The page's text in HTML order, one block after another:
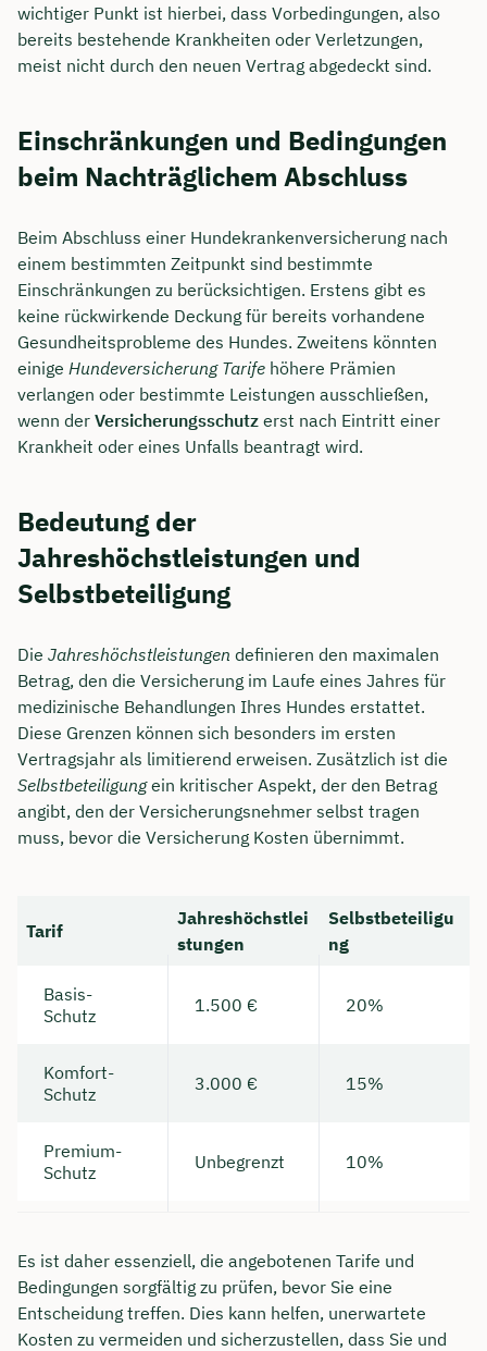
wichtiger Punkt ist hierbei, dass Vorbedingungen, also
bereits bestehende Krankheiten oder Verletzungen,
meist nicht durch den neuen Vertrag abgedeckt sind.
Einschränkungen und Bedingungen
beim Nachträglichem Abschluss
Beim Abschluss einer Hundekrankenversicherung nach
einem bestimmten Zeitpunkt sind bestimmte
Einschränkungen zu berücksichtigen. Erstens gibt es
keine rückwirkende Deckung für bereits vorhandene
Gesundheitsprobleme des Hundes. Zweitens könnten
einige Hundeversicherung Tarife höhere Prämien
verlangen oder bestimmte Leistungen ausschließen,
wenn der Versicherungsschutz erst nach Eintritt einer
Krankheit oder eines Unfalls beantragt wird.
Bedeutung der
Jahreshöchstleistungen und
Selbstbeteiligung
Die Jahreshöchstleistungen definieren den maximalen
Betrag, den die Versicherung im Laufe eines Jahres für
medizinische Behandlungen Ihres Hundes erstattet.
Diese Grenzen können sich besonders im ersten
Vertragsjahr als limitierend erweisen. Zusätzlich ist die
Selbstbeteiligungein kritischer Aspekt, der den Betrag
angibt, den der Versicherungsnehmer selbst tragen
muss, bevor die Versicherung Kosten übernimmt.
Tarif
Jahreshöchstlei
stungen
Selbstbeteiligu
ng
Basis-
Schutz
1.500 € 20%
Komfort-
Schutz
3.000 € 15%
Premium-
Schutz
Unbegrenzt 10%
Es ist daher essenziell, die angebotenen Tarife und
Bedingungen sorgfältig zu prüfen, bevor Sie eine
Entscheidung treffen. Dies kann helfen, unerwartete
Kosten zu vermeiden und sicherzustellen, dass Sie und